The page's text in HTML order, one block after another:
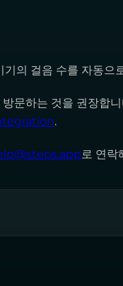
의 걸음 수를 자동으
문하는 것을 권장합
.
로 연락